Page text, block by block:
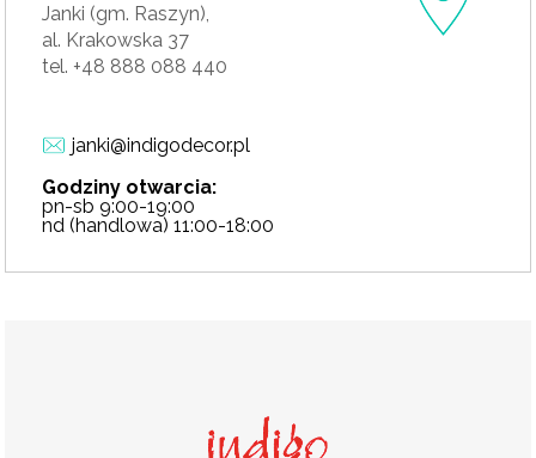
Janki (gm. Raszyn),
al. Krakowska 37
tel. +48 888 088 440
janki@indigodecor.pl
Godziny otwarcia:
pn-sb 9:00-19:00
nd (handlowa) 11:00-18:00